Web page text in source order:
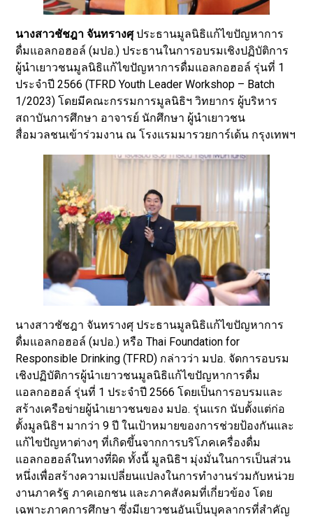
นางสาวชัชฎา จันทรางศุประธานมูลนิธิแก้ไขปัญหาการ
ดื่มแอลกอฮอล์ (มปอ.) ประธานในการอบรมเชิงปฏิบัติการ
ผู้นำเยาวชนมูลนิธิแก้ไขปัญหาการดื่มแอลกอฮอล์ รุ่นที่ 1
ประจำปี 2566 (TFRD Youth Leader Workshop – Batch
1/2023) โดยมีคณะกรรมการมูลนิธิฯ วิทยากร ผู้บริหาร
สถาบันการศึกษา อาจารย์ นักศึกษา ผู้นำเยาวชน
สื่อมวลชนเข้าร่วมงาน ณ โรงแรมมารวยการ์เด้น กรุงเทพฯ
นางสาวชัชฎา จันทรางศุ ประธานมูลนิธิแก้ไขปัญหาการ
ดื่มแอลกอฮอล์ (มปอ.) หรือ Thai Foundation for
Responsible Drinking (TFRD) กล่าวว่า มปอ. จัดการอบรม
เชิงปฏิบัติการผู้นำเยาวชนมูลนิธิแก้ไขปัญหาการดื่ม
แอลกอฮอล์ รุ่นที่ 1 ประจำปี 2566 โดยเป็นการอบรมและ
สร้างเครือข่ายผู้นำเยาวชนของ มปอ. รุ่นแรก นับตั้งแต่ก่อ
ตั้งมูลนิธิฯ มากว่า 9 ปี ในเป้าหมายของการช่วยป้องกันและ
แก้ไขปัญหาต่างๆ ที่เกิดขึ้นจากการบริโภคเครื่องดื่ม
แอลกอฮอล์ในทางที่ผิด ทั้งนี้ มูลนิธิฯ มุ่งมั่นในการเป็นส่วน
หนึ่งเพื่อสร้างความเปลี่ยนแปลงในการทำงานร่วมกับหน่วย
งานภาครัฐ ภาคเอกชน และภาคสังคมที่เกี่ยวข้อง โดย
เฉพาะภาคการศึกษา ซึ่งมีเยาวชนอันเป็นบุคลากรที่สำคัญ